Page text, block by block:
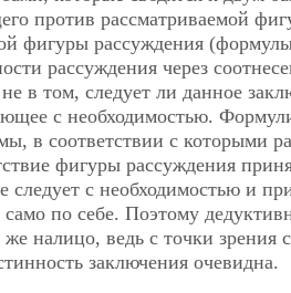
против рассматриваемой
фигуры рассуждения
рассуждения через
в том, следует ли данное
с необходимостью.
в соответствии с которыми
фигуры рассуждения
с необходимостью и
по себе. Поэтому
налицо, ведь с точки зрения
заключения очевидна.